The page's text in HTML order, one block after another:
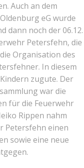
Auch an dem
eG wurde
dann noch der 06.12.
Petersfehn, die
Organisation des
In diesem
zugute. Der
war die
für die Feuerwehr
Rippen nahm
Petersfehn einen
sowie eine neue